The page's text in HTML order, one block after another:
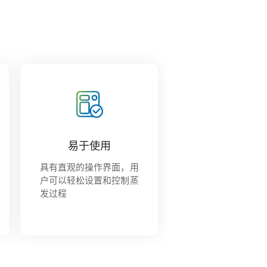
易于使用
具有直观的操作界面，用
户可以轻松设置和控制蒸
发过程